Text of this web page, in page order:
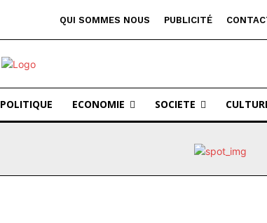
QUI SOMMES NOUS PUBLICITÉ
POLITIQUE ECONOMIE SOCIETE